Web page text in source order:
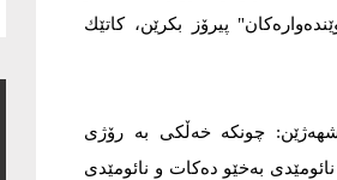
پیرۆز بکرێن، کاتێك
چونکە خەڵكی بە رۆژی
بەخێو دەکات و نائومێدی